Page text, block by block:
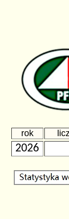
rok
2026